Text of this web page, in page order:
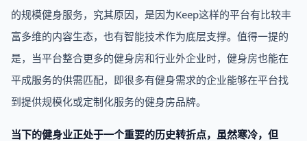
的规模健身服务，究其原因，是因为Keep这样的平台有比较丰
富多维的内容生态，也有智能技术作为底层支撑。值得一提的
是，当平台整合更多的健身房和行业外企业时，健身房也能在
平成服务的供需匹配，即很多有健身需求的企业能够在平台找
到提供规模化或定制化服务的健身房品牌。
当下的健身业正处于一个重要的历史转折点，虽然寒冷，但